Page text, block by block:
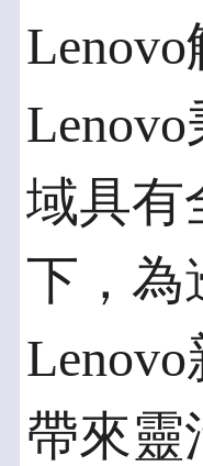
域具有
下，為
帶來靈